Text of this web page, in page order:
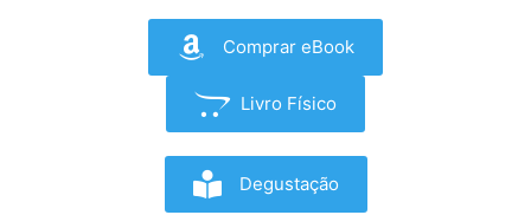
Comprar eBook
Livro Físico
Degustação